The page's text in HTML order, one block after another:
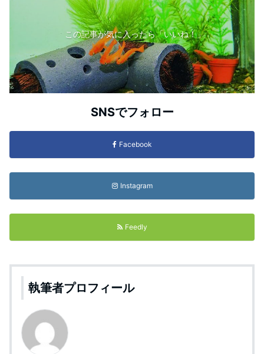
この記事が気に入ったら「いいね！」
SNSでフォロー
Facebook
Instagram
Feedly
執筆者プロフィール